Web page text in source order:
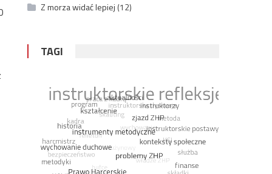
Z morza widać lepiej (12)
TAGI